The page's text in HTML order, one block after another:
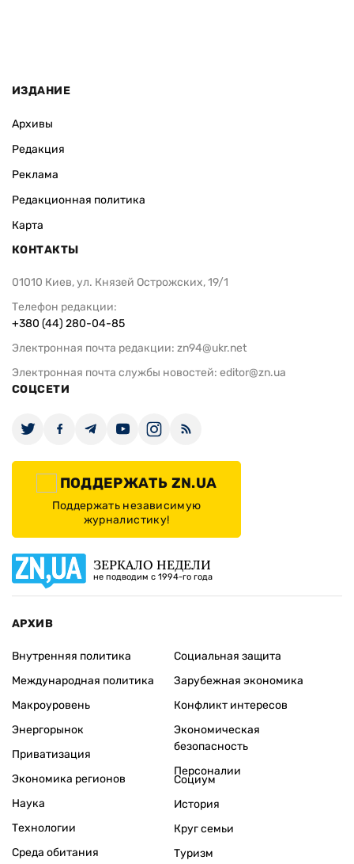
ИЗДАНИЕ
Архивы
Редакция
Реклама
Редакционная политика
Карта
КОНТАКТЫ
01010 Киев, ул. Князей Острожских, 19/1
Телефон редакции:
+380 (44) 280-04-85
Электронная почта редакции: zn94@ukr.net
Электронная почта службы новостей: editor@zn.ua
СОЦСЕТИ
ПОДДЕРЖАТЬ ZN.UA
Поддержать независимую
журналистику!
ЗЕРКАЛО НЕДЕЛИ
не подводим с 1994-го года
АРХИВ
Внутренняя политика
Международная политика
Макроуровень
Энергорынок
Приватизация
Экономика регионов
Социальная защита
Зарубежная экономика
Конфликт интересов
Экономическая
безопасность
Персоналии
Наука
Технологии
Среда обитания
Социум
История
Круг семьи
Туризм